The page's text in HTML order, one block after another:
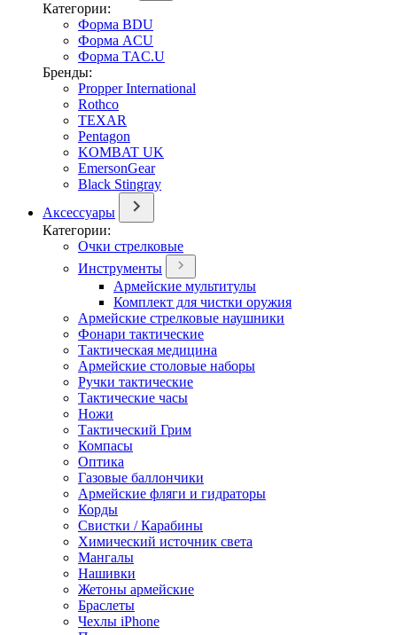
Категории:
Форма BDU
Форма ACU
Форма TAC.U
Бренды:
Propper International
Rothco
TEXAR
Pentagon
KOMBAT UK
EmersonGear
Black Stingray
Аксессуары
Категории:
Очки стрелковые
Инструменты
Армейские мультитулы
Комплект для чистки оружия
Армейские стрелковые наушники
Фонари тактические
Тактическая медицина
Армейские столовые наборы
Ручки тактические
Тактические часы
Ножи
Тактический Грим
Компасы
Оптика
Газовые баллончики
Армейские фляги и гидраторы
Корды
Свистки / Карабины
Химический источник света
Мангалы
Нашивки
Жетоны армейские
Браслеты
Чехлы iPhone